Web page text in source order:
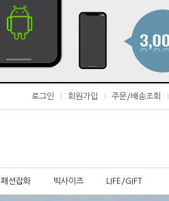
로그인 회원가입 주문/배송조회
패션잡화 빅사이즈 LIFE/GIFT